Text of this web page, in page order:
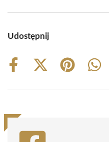
Udostępnij
Share
Share
(Twitter)
Share